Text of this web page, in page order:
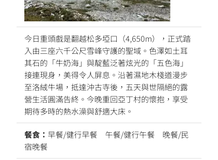
今日重頭戲是翻越松多埡口（4,650m），正式踏
入由三座六千公尺雪峰守護的聖域。色澤如土耳
其石的「牛奶海」與靛藍泛著炫光的「五色海」
接連現身，美得令人屏息。沿著濕地木棧道漫步
至洛絨牛場，抵達沖古寺後，五天與世隔絕的露
營生活圓滿告終。今晚重回亞丁村的懷抱，享受
期待多時的熱水澡與舒適大床。
餐食： 早餐/健行早餐 午餐/健行午餐 晚餐/民
宿晚餐